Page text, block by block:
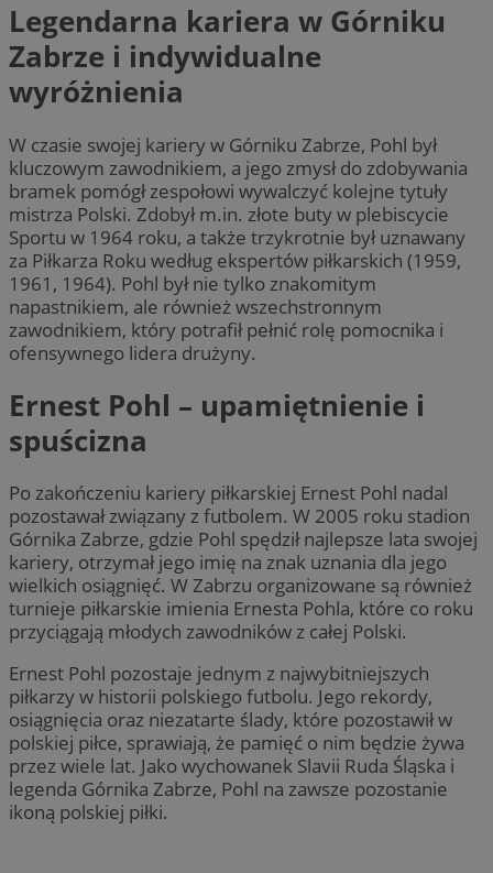
Legendarna kariera w Górniku
Zabrze i indywidualne
wyróżnienia
W czasie swojej kariery w Górniku Zabrze, Pohl był
kluczowym zawodnikiem, a jego zmysł do zdobywania
bramek pomógł zespołowi wywalczyć kolejne tytuły
mistrza Polski. Zdobył m.in. złote buty w plebiscycie
Sportu w 1964 roku, a także trzykrotnie był uznawany
za Piłkarza Roku według ekspertów piłkarskich (1959,
1961, 1964). Pohl był nie tylko znakomitym
napastnikiem, ale również wszechstronnym
zawodnikiem, który potrafił pełnić rolę pomocnika i
ofensywnego lidera drużyny.
Ernest Pohl – upamiętnienie i
spuścizna
Po zakończeniu kariery piłkarskiej Ernest Pohl nadal
pozostawał związany z futbolem. W 2005 roku stadion
Górnika Zabrze, gdzie Pohl spędził najlepsze lata swojej
kariery, otrzymał jego imię na znak uznania dla jego
wielkich osiągnięć. W Zabrzu organizowane są również
turnieje piłkarskie imienia Ernesta Pohla, które co roku
przyciągają młodych zawodników z całej Polski.
Ernest Pohl pozostaje jednym z najwybitniejszych
piłkarzy w historii polskiego futbolu. Jego rekordy,
osiągnięcia oraz niezatarte ślady, które pozostawił w
polskiej piłce, sprawiają, że pamięć o nim będzie żywa
przez wiele lat. Jako wychowanek Slavii Ruda Śląska i
legenda Górnika Zabrze, Pohl na zawsze pozostanie
ikoną polskiej piłki.